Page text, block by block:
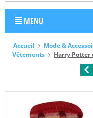
MENU
Accueil Mode &
Vêtements
Harry Potter